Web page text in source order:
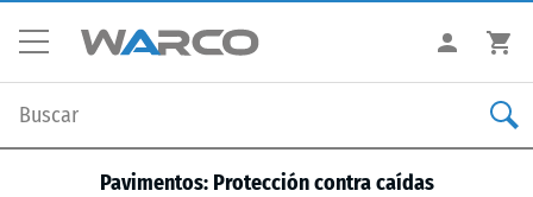
Pavimentos: Protección contra caídas